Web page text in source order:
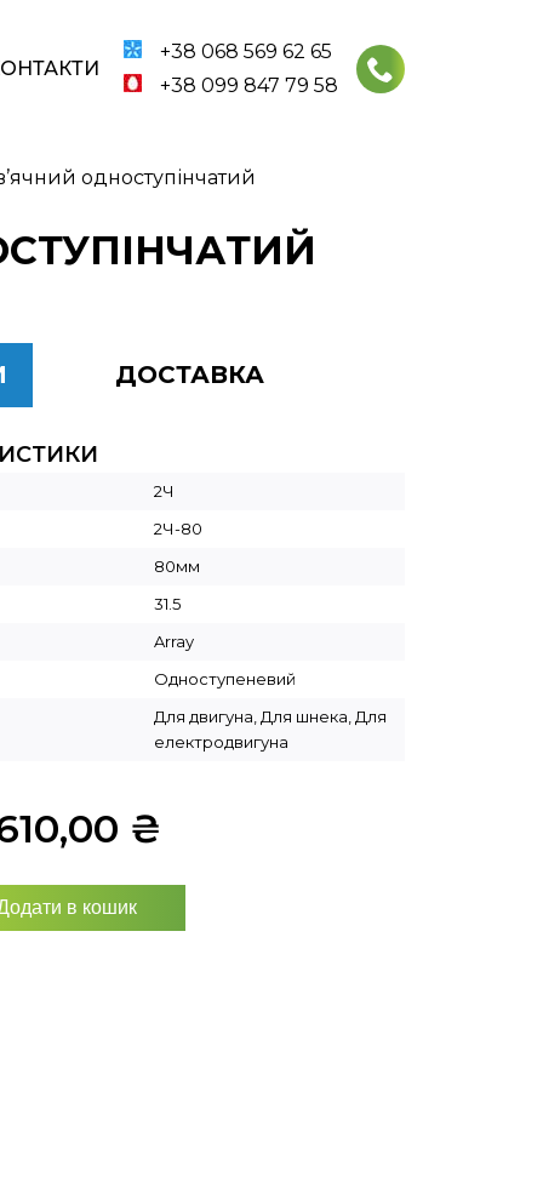
+38 068 569 62 65
+38 099 847 79 58
одноступінчатий
ДОСТАВКА
2Ч
2Ч-80
80мм
31.5
Array
Одноступеневий
Для двигуна, Для шнека, Для
електродвигуна
₴
в кошик